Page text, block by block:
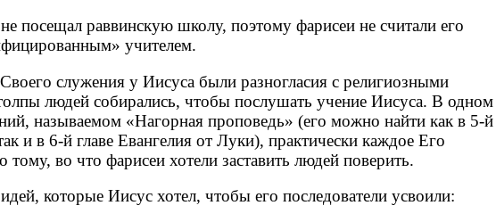
посещал раввинскую школу, поэтому фарисеи не считали его
учителем.
служения у Иисуса были разногласия с религиозными
людей собирались, чтобы послушать учение Иисуса. В одном
называемом «Нагорная проповедь» (его можно найти как в 5-й
и в 6-й главе Евангелия от Луки), практически каждое Его
тому, во что фарисеи хотели заставить людей поверить.
которые Иисус хотел, чтобы его последователи усвоили: